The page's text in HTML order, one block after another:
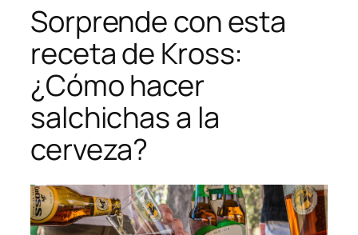
Sorprende con esta
receta de Kross:
¿Cómo hacer
salchichas a la
cerveza?